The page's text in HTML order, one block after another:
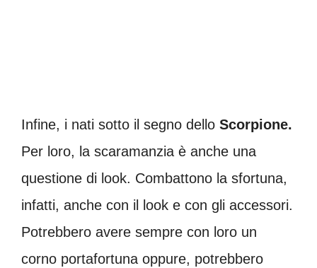
Infine, i nati sotto il segno dello Scorpione.
Per loro, la scaramanzia è anche una
questione di look. Combattono la sfortuna,
infatti, anche con il look e con gli accessori.
Potrebbero avere sempre con loro un
corno portafortuna oppure, potrebbero